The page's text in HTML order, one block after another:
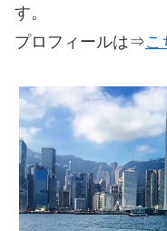
す。
プロフィールは⇒こ